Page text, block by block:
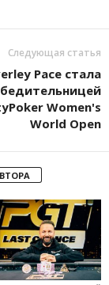
Следующая статья
Pace стала
Women's
World Open